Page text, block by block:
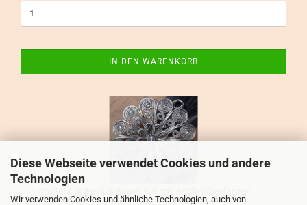
Diese Webseite verwendet Cookies und andere
Technologien
Wir verwenden Cookies und ähnliche Technologien, auch von
IN DEN WARENKORB